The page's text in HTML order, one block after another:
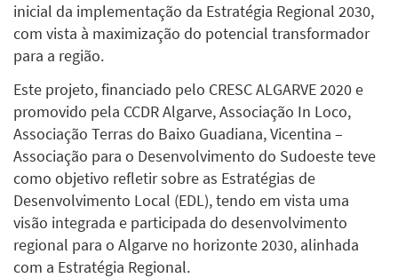
inicial da implementação da Estratégia Regional 2030,
com vista à maximização do potencial transformador
para a região.
Este projeto, financiado pelo CRESC ALGARVE 2020 e
promovido pela CCDR Algarve, Associação In Loco,
Associação Terras do Baixo Guadiana, Vicentina –
Associação para o Desenvolvimento do Sudoeste teve
como objetivo refletir sobre as Estratégias de
Desenvolvimento Local (EDL), tendo em vista uma
visão integrada e participada do desenvolvimento
regional para o Algarve no horizonte 2030, alinhada
com a Estratégia Regional.